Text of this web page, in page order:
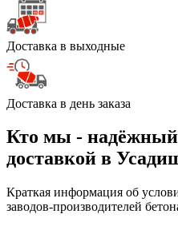
Доставка в выходные
Доставка в день заказа
Кто мы - надёжный
доставкой в
Краткая информация об
заводов-производителей